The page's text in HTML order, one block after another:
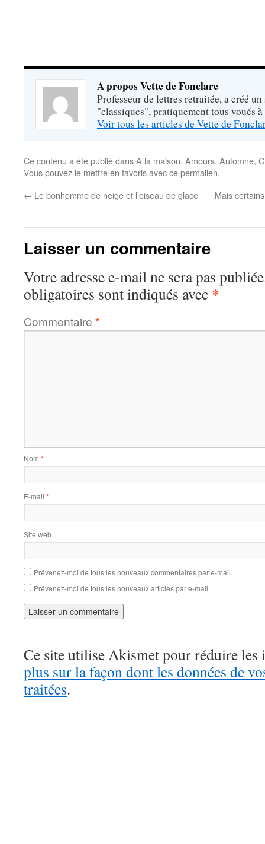
A propos Vette de Fonclare
Professeur de lettres retraitée, a créé
"classiques", pratiquement tous voués
Voir tous les articles de Vette de
Ce contenu a été publié dansA la maison, Amours, Automne,
Vous pouvez le mettre en favoris avecce permalien.
← Le bonhomme de neige et l’oiseau de glace Mais
Laisser un commentaire
Votre adresse e-mail ne sera pas
obligatoires sont indiqués avec *
Commentaire *
Nom *
E-mail *
Site web
Prévenez-moi de tous les nouveaux commentaires par e-mail.
Prévenez-moi de tous les nouveaux articles par e-mail.
Ce site utilise Akismet pour réduire les
plus sur la façon dont les données de
traitées.